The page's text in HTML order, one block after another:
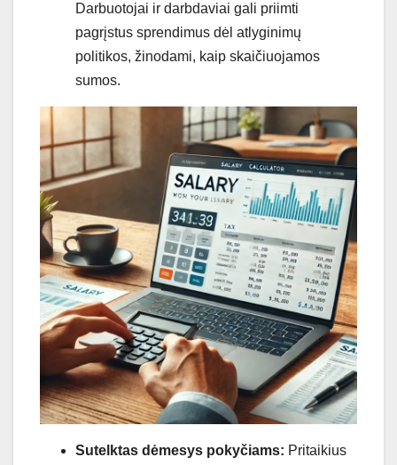
Darbuotojai ir darbdaviai gali priimti
pagrįstus sprendimus dėl atlyginimų
politikos, žinodami, kaip skaičiuojamos
sumos.
Sutelktas dėmesys pokyčiams: Pritaikius